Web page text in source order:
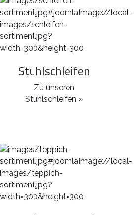
Stuhlschleifen
Zu unseren
Stuhlschleifen »